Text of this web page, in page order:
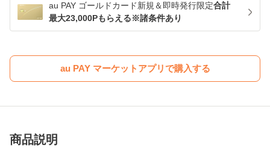
au PAY ゴールドカード新規＆即時発行限定合計
最大23,000Pもらえる※諸条件あり
au PAY マーケットアプリで購入する
商品説明